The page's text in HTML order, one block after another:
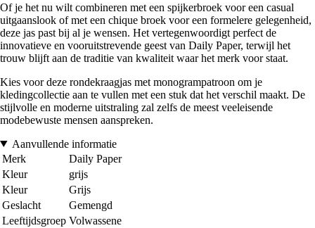
Of je het nu wilt combineren met een spijkerbroek voor een casual
uitgaanslook of met een chique broek voor een formelere gelegenheid,
deze jas past bij al je wensen. Het vertegenwoordigt perfect de
innovatieve en vooruitstrevende geest van Daily Paper, terwijl het
trouw blijft aan de traditie van kwaliteit waar het merk voor staat.
Kies voor deze rondekraagjas met monogrampatroon om je
kledingcollectie aan te vullen met een stuk dat het verschil maakt. De
stijlvolle en moderne uitstraling zal zelfs de meest veeleisende
modebewuste mensen aanspreken.
Aanvullende informatie
Merk
Daily Paper
Kleur
grijs
Kleur
Grijs
Geslacht
Gemengd
Leeftijdsgroep Volwassene